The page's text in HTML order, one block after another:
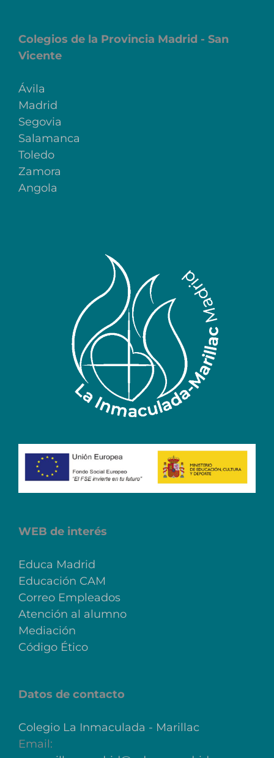
Colegios de la Provincia Madrid - San
Vicente
Ávila
Madrid
Segovia
Salamanca
Toledo
Zamora
Angola
WEB de interés
Educa Madrid
Educación CAM
Correo Empleados
Atención al alumno
Mediación
Código Ético
Datos de contacto
Colegio La Inmaculada - Marillac
Email: